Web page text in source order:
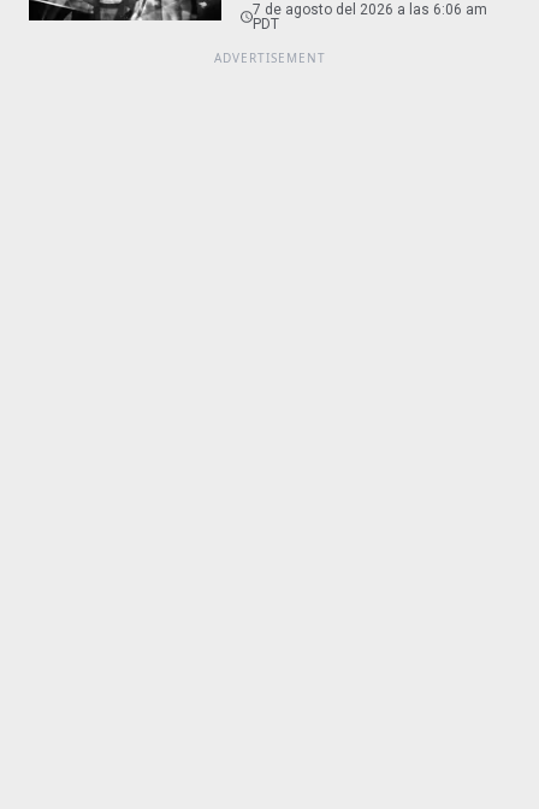
7 de agosto del 2026 a las 6:06 am
PDT